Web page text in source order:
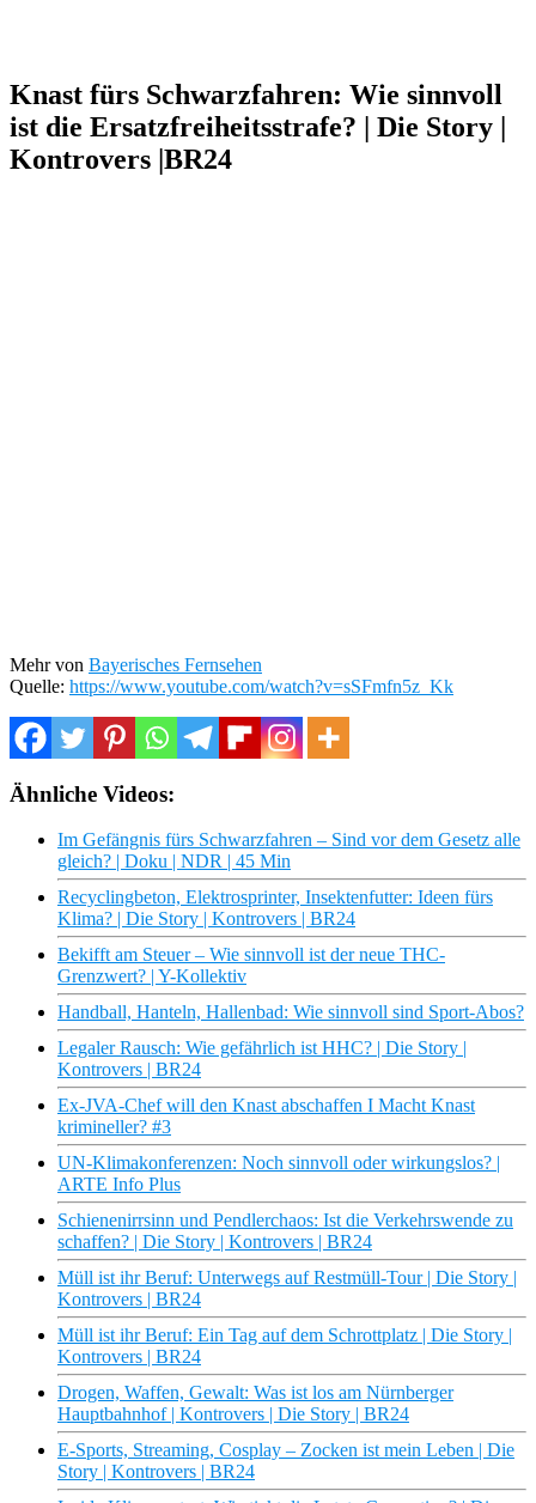
Knast fürs Schwarzfahren: Wie sinnvoll
ist die Ersatzfreiheitsstrafe? | Die Story |
Kontrovers |BR24
Mehr von Bayerisches Fernsehen
Quelle: https://www.youtube.com/watch?v=sSFmfn5z_Kk
Ähnliche Videos:
Im Gefängnis fürs Schwarzfahren – Sind vor dem Gesetz alle
gleich? | Doku | NDR | 45 Min
Recyclingbeton, Elektrosprinter, Insektenfutter: Ideen fürs
Klima? | Die Story | Kontrovers | BR24
Bekifft am Steuer – Wie sinnvoll ist der neue THC-
Grenzwert? | Y-Kollektiv
Handball, Hanteln, Hallenbad: Wie sinnvoll sind Sport-Abos?
Legaler Rausch: Wie gefährlich ist HHC? | Die Story |
Kontrovers | BR24
Ex-JVA-Chef will den Knast abschaffen I Macht Knast
krimineller? #3
UN-Klimakonferenzen: Noch sinnvoll oder wirkungslos? |
ARTE Info Plus
Schienenirrsinn und Pendlerchaos: Ist die Verkehrswende zu
schaffen? | Die Story | Kontrovers | BR24
Müll ist ihr Beruf: Unterwegs auf Restmüll-Tour | Die Story |
Kontrovers | BR24
Müll ist ihr Beruf: Ein Tag auf dem Schrottplatz | Die Story |
Kontrovers | BR24
Drogen, Waffen, Gewalt: Was ist los am Nürnberger
Hauptbahnhof | Kontrovers | Die Story | BR24
E-Sports, Streaming, Cosplay – Zocken ist mein Leben | Die
Story | Kontrovers | BR24